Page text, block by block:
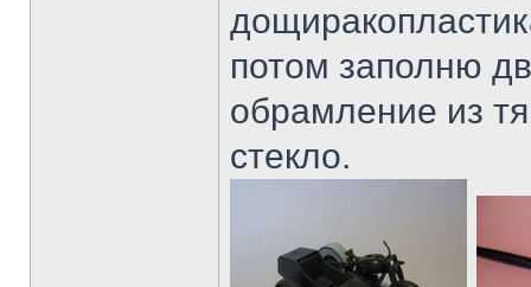
потом заполню
обрамление из
стекло.